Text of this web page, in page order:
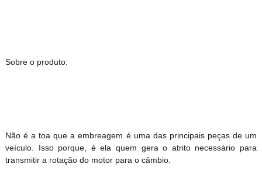
Sobre o produto:
Não é a toa que a embreagem é uma das principais peças de um
veículo. Isso porque, é ela quem gera o atrito necessário para
transmitir a rotação do motor para o câmbio.